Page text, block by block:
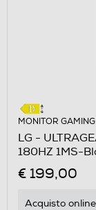
MONITOR GAMING
LG -
180HZ 1MS-
€ 199,00
Acquisto